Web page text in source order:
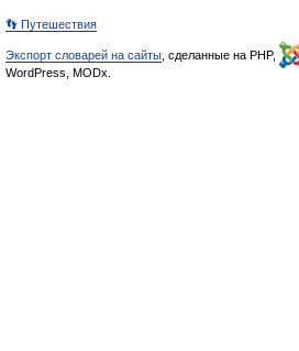
👣 Путешествия
Экспорт словарей на сайты , сделанные на PHP,
WordPress, MODx.